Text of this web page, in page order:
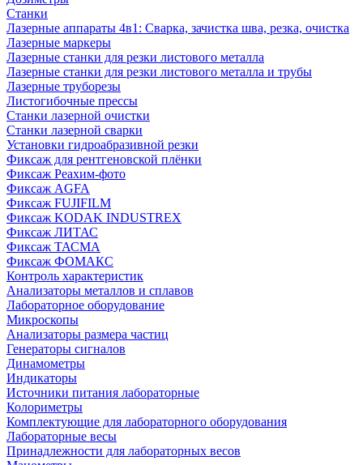
Станки
Лазерные аппараты 4в1: Сварка, зачистка шва, резка, очистка
Лазерные маркеры
Лазерные станки для резки листового металла
Лазерные станки для резки листового металла и трубы
Лазерные труборезы
Листогибочные прессы
Станки лазерной очистки
Станки лазерной сварки
Установки гидроабразивной резки
Фиксаж для рентгеновской плёнки
Фиксаж Реахим-фото
Фиксаж AGFA
Фиксаж FUJIFILM
Фиксаж KODAK INDUSTREX
Фиксаж ЛИТАС
Фиксаж ТАСМА
Фиксаж ФОМАКС
Контроль характеристик
Анализаторы металлов и сплавов
Лабораторное оборудование
Микроскопы
Анализаторы размера частиц
Генераторы сигналов
Динамометры
Индикаторы
Источники питания лабораторные
Колориметры
Комплектующие для лабораторного оборудования
Лабораторные весы
Принадлежности для лабораторных весов